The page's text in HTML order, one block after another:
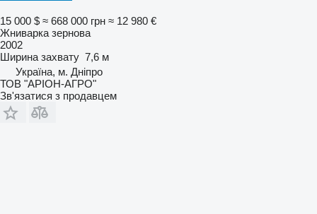
15 000 $ ≈ 668 000 грн ≈ 12 980 €
Жниварка зернова
2002
Ширина захвату 7,6 м
Україна, м. Дніпро
ТОВ "АРІОН-АГРО"
Зв'язатися з продавцем